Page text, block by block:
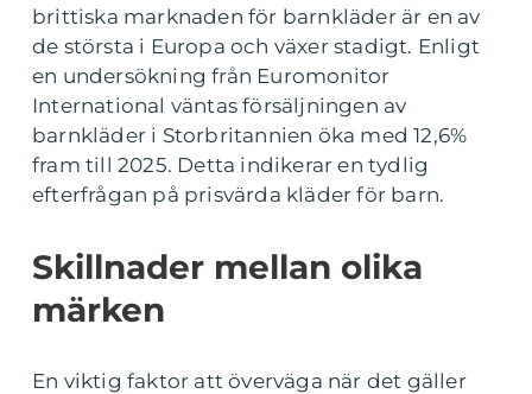
brittiska marknaden för barnkläder är en av
de största i Europa och växer stadigt. Enligt
en undersökning från Euromonitor
International väntas försäljningen av
barnkläder i Storbritannien öka med 12,6%
fram till 2025. Detta indikerar en tydlig
efterfrågan på prisvärda kläder för barn.
Skillnader mellan olika
märken
En viktig faktor att överväga när det gäller